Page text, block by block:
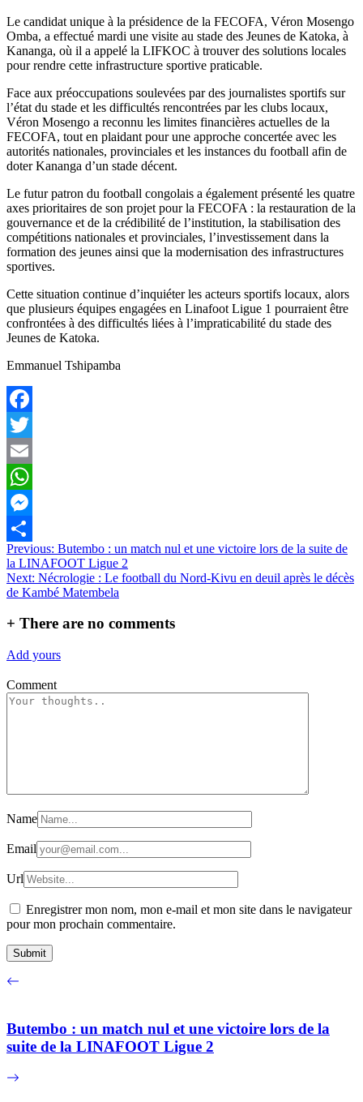
time
Le candidat unique à la présidence de la FECOFA, Véron Mosengo
Omba, a effectué mardi une visite au stade des Jeunes de Katoka, à
Kananga, où il a appelé la LIFKOC à trouver des solutions locales
pour rendre cette infrastructure sportive praticable.
Face aux préoccupations soulevées par des journalistes sportifs sur
l’état du stade et les difficultés rencontrées par les clubs locaux,
Véron Mosengo a reconnu les limites financières actuelles de la
FECOFA, tout en plaidant pour une approche concertée avec les
autorités nationales, provinciales et les instances du football afin de
doter Kananga d’un stade décent.
Le futur patron du football congolais a également présenté les quatre
axes prioritaires de son projet pour la FECOFA : la restauration de la
gouvernance et de la crédibilité de l’institution, la stabilisation des
compétitions nationales et provinciales, l’investissement dans la
formation des jeunes ainsi que la modernisation des infrastructures
sportives.
Cette situation continue d’inquiéter les acteurs sportifs locaux, alors
que plusieurs équipes engagées en Linafoot Ligue 1 pourraient être
confrontées à des difficultés liées à l’impraticabilité du stade des
Jeunes de Katoka.
Emmanuel Tshipamba
Facebook
Twitter
Email
WhatsApp
Messenger
Partager
Navigation
de
l’article
Previous: Butembo : un match nul et une victoire lors de la suite de
la LINAFOOT Ligue 2
Next: Nécrologie : Le football du Nord-Kivu en deuil après le décès
de Kambé Matembela
+ There are no comments
Add yours
Comment
Name
Email
Url
Enregistrer mon nom, mon e-mail et mon site dans le navigateur
pour mon prochain commentaire.
Butembo : un match nul et une victoire lors de la
suite de la LINAFOOT Ligue 2